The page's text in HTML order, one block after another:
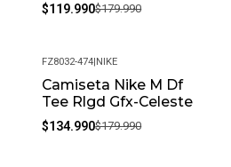
$119.990$179.990
-25%
FZ8032-474 NIKE
Camiseta Nike M Df
Tee Rlgd Gfx-Celeste
$134.990$179.990